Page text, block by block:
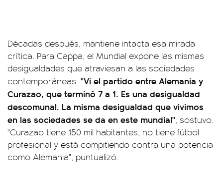
Décadas después, mantiene intacta esa mirada
crítica. Para Cappa, el Mundial expone las mismas
desigualdades que atraviesan a las sociedades
contemporáneas. "Vi el partido entre Alemania y
Curazao, que terminó 7 a 1. Es una desigualdad
descomunal. La misma desigualdad que vivimos
en las sociedades se da en este mundial", sostuvo.
"Curazao tiene 150 mil habitantes, no tiene fútbol
profesional y está compitiendo contra una potencia
como Alemania", puntualizó.